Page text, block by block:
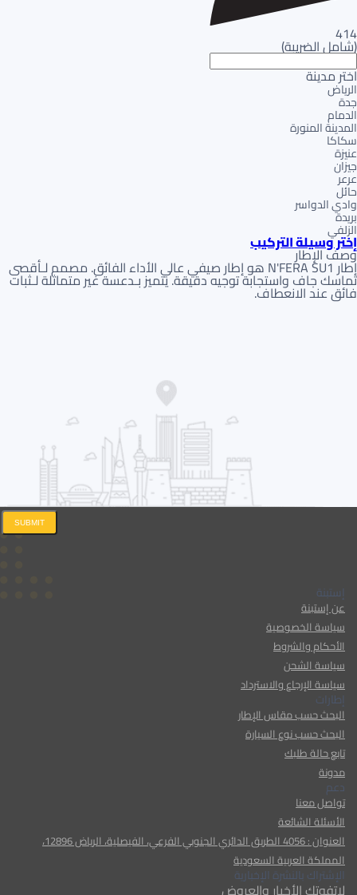
414
(شامل الضريبة)
اختر مدينة
الرياض
جدة
الدمام
المدينة المنورة
سكاكا
عنيزة
جيزان
عرعر
حائل
وادي الدواسر
بريدة
الزلفي
إختر وسيلة التركيب
وصف الإطار
إطار N'FERA SU1 هو إطار صيفي عالي الأداء الفائق. مصمم لـأقصى
تماسك جاف واستجابة توجيه دقيقة. يتميز بـدعسة غير متماثلة لـثبات
فائق عند الانعطاف.
إستبنة
عن إستبنة
سياسة الخصوصية
الأحكام والشروط
سياسة الشحن
سياسة الإرجاع والاسترداد
إطارات
البحث حسب مقاس الإطار
البحث حسب نوع السيارة
تابع حالة طلبك
مدونة
دعم
تواصل معنا
الأسئلة الشائعة
العنوان : 4056 الطريق الدائري الجنوبي الفرعي، الفيصلية، الرياض 12896،
المملكة العربية السعودية
الإشتراك بالنشرة الإخبارية
لاتفوتك الأخبار والعروض
SUBMIT